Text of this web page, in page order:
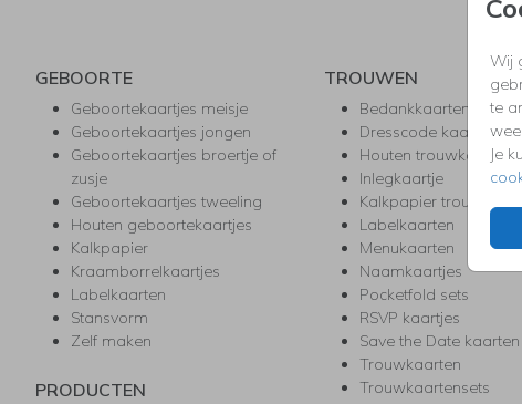
Wij
te
Je
GEBOORTE
Geboortekaartjes meisje
Geboortekaartjes jongen
Geboortekaartjes broertje of
zusje
Geboortekaartjes tweeling
Houten geboortekaartjes
Kalkpapier
Kraamborrelkaartjes
Labelkaarten
Stansvorm
Zelf maken
PRODUCTEN
TROUWEN
Bedankkaarten
Dresscode kaartjes
Houten trouwkaarten
Inlegkaartje
Kalkpapier
Labelkaarten
Menukaarten
Naamkaartjes
Pocketfold sets
RSVP kaartjes
Save the Date kaarten
Trouwkaarten
Trouwkaartensets